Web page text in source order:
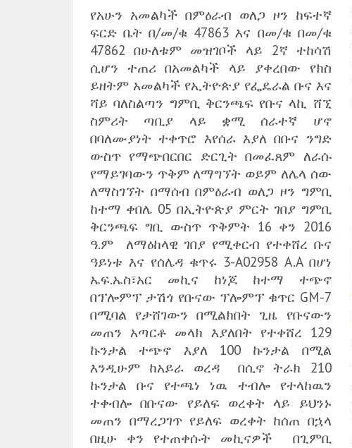
የአሁን አመልካች በምዕራብ ወለጋ ዞን ከፍተኛ
ፍርድ ቤት በ/መ/ቁ 47863 እና በመ/ቁ በመ/ቁ
47862 በሁለቱም መዝገቦች ላይ 2ኛ ተከሳሽ
ሲሆን ተጠሪ በአመልካች ላይ ያቀረበው የክስ
ይዘትም አመልካች የኢትዮጵያ የፌዴራል ቡና እና
ሻይ ባለስልጣን ግምቢ ቅርንጫፍ የቡና ላኪ ሸኚ
ስምሪት ጣቢያ ላይ ቋሚ ሰራተኛ ሆኖ
በባለሙያነት ተቀጥሮ እየሰራ እያለ በቡና ንግድ
ውስጥ የማጭበርበር ድርጊት በመፈጸም ለራሱ
የማይገባውን ጥቅም ለማግኘት ወይም ለሌላ ሰው
ለማስገኘት በማሰብ በምዕራብ ወለጋ ዞን ግምቢ
ከተማ ቀበሌ 05 በኢትዮጵያ ምርት ገበያ ግምቢ
ቅርንጫፍ ግቢ ውስጥ ጥቅምት 16 ቀን 2016
ዓ.ም ለማዕከላዊ ገበያ የሚቀርብ የተቀሸረ ቡና
ዓይነቱ እና የሰሌዳ ቁጥሩ 3-A02958 A.A በሆነ
ኤፍ.ኤስ፣አር መኪና ከነጆ ከተማ ተጭኖ
በፕሎምፕ ታሽጎ የቡናው ፕሎምፕ ቁጥር GM-7
በሚባል የታሸገውን በሚልክበት ጊዜ የቡናውን
መጠን አጣርቶ መላክ እያለበት የተቀሸረ 129
ኩንታል ተጭኖ እያለ 100 ኩንታል በሚል
እንዲሁም ከአይራ ወረዳ በሲኖ ትራክ 210
ኩንታል ቡና የተጫነ ነዉ ተብሎ የተላከዉን
ተቀብሎ በቡናው የይለፍ ወረቀት ላይ ይህንኑ
መጠን በማረጋገጥ የይለፍ ወረቀት ከሰጠ በኋላ
በዚሁ ቀን የተጠቀሱት መኪናዎች በጊምቢ